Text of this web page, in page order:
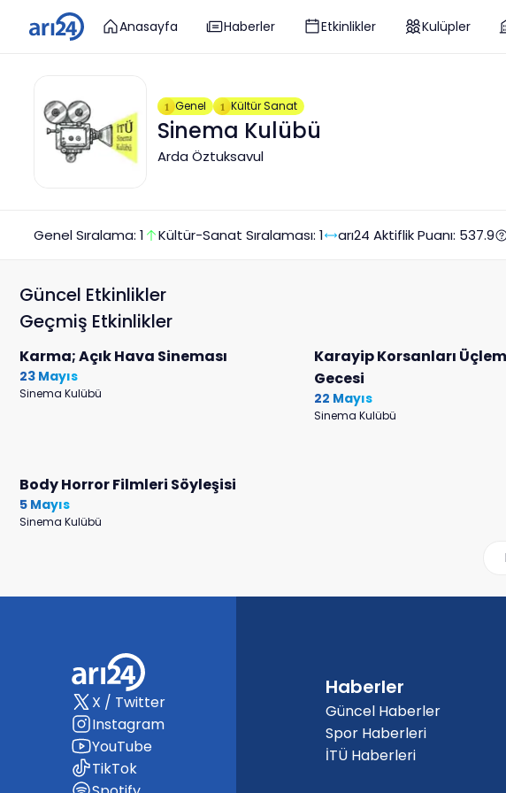
Anasayfa Haberler Etkinlikler Kulüpler
1 Genel 1 Kültür Sanat
Sinema Kulübü
Arda Öztuksavul
Genel Sıralama: 1 Kültür-Sanat Sıralaması: 1 arı24 Aktiflik Puanı: 537.9
Güncel Etkinlikler
Geçmiş Etkinlikler
Karma; Açık Hava Sineması
23 Mayıs
Sinema Kulübü
Karayip Korsanları
Gecesi
22 Mayıs
Sinema Kulübü
Body Horror Filmleri Söyleşisi
5 Mayıs
Sinema Kulübü
X / Twitter
Instagram
YouTube
TikTok
Haberler
Güncel Haberler
Spor Haberleri
İTÜ Haberleri